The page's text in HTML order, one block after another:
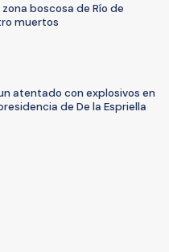
boscosa de Río de
muertos
atentado con explosivos en
de De la Espriella